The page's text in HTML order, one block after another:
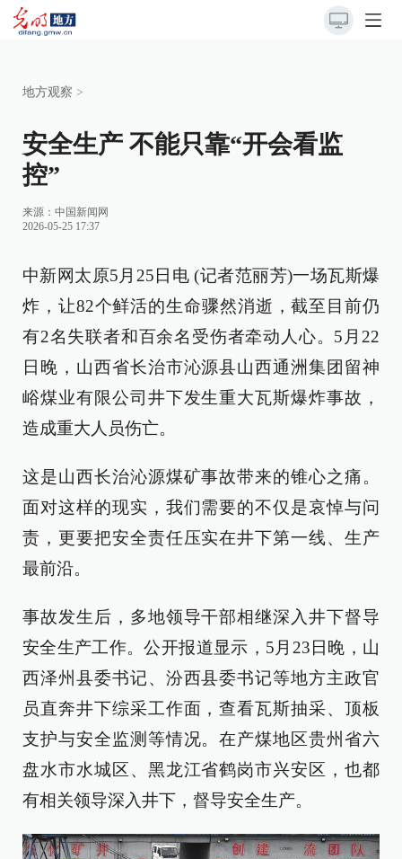
地方观察 >
安全生产 不能只靠“开会看监
控”
来源： 中国新闻网
2026-05-25 17:37
中新网太原5月25日电 (记者范丽芳)一场瓦斯爆
炸，让82个鲜活的生命骤然消逝，截至目前仍
有2名失联者和百余名受伤者牵动人心。5月22
日晚，山西省长治市沁源县山西通洲集团留神
峪煤业有限公司井下发生重大瓦斯爆炸事故，
造成重大人员伤亡。
这是山西长治沁源煤矿事故带来的锥心之痛。
面对这样的现实，我们需要的不仅是哀悼与问
责，更要把安全责任压实在井下第一线、生产
最前沿。
事故发生后，多地领导干部相继深入井下督导
安全生产工作。公开报道显示，5月23日晚，山
西泽州县委书记、汾西县委书记等地方主政官
员直奔井下综采工作面，查看瓦斯抽采、顶板
支护与安全监测等情况。在产煤地区贵州省六
盘水市水城区、黑龙江省鹤岗市兴安区，也都
有相关领导深入井下，督导安全生产。